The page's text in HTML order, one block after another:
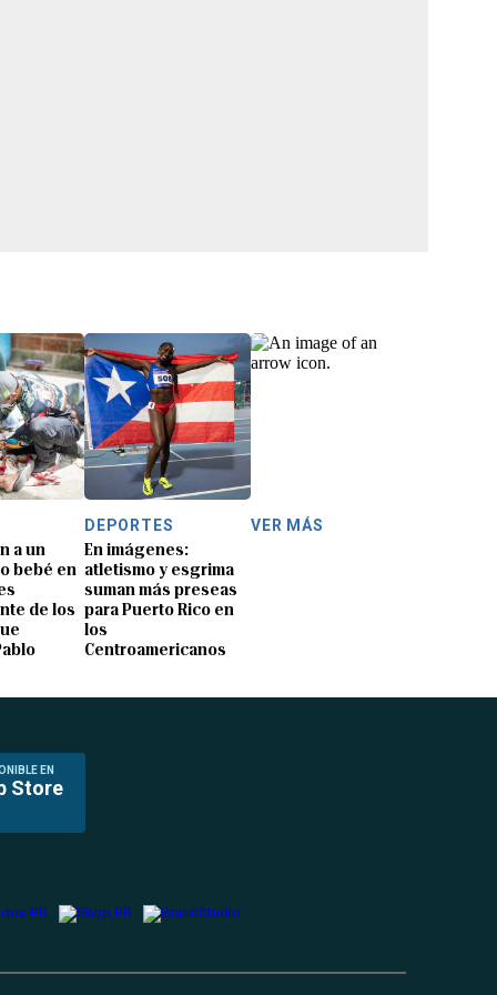
a un
bebé en
de los
DEPORTES
En imágenes:
atletismo y esgrima
suman más preseas
para Puerto Rico en
los
Centroamericanos
VER MÁS
EN
Store